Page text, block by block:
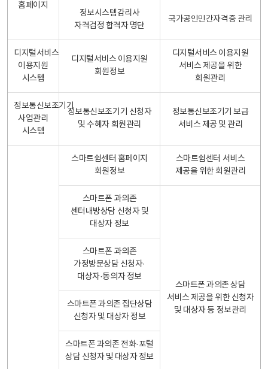
홈페이지
정보시스템감리사
자격검정 합격자 명단
국가공인민간자격증 관리
디지털서비스
이용지원
시스템
디지털서비스 이용지원
회원정보
디지털서비스 이용지원
서비스 제공을 위한
회원관리
정보통신보조기기
사업관리
시스템
정보통신보조기기 신청자
및 수혜자 회원관리
정보통신보조기기 보급
서비스 제공 및 관리
스마트쉼센터 홈페이지
회원정보
스마트쉼센터 서비스
제공을 위한 회원관리
스마트폰 과의존
센터내방상담 신청자 및
대상자 정보
스마트폰 과의존 상담
서비스 제공을 위한 신청자
및 대상자 등 정보관리
스마트폰 과의존
가정방문상담 신청자·
대상자·동의자 정보
스마트폰 과의존 집단상담
신청자 및 대상자 정보
스마트폰 과의존 전화·포털
상담 신청자 및 대상자 정보